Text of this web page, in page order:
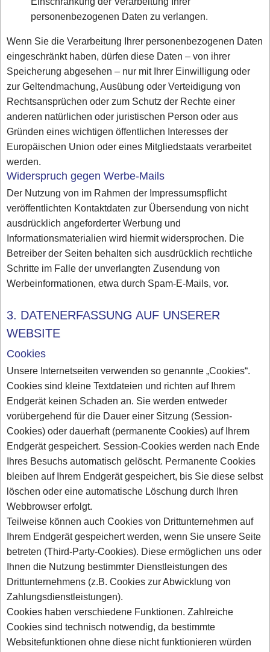
personenbezogenen Daten zu verlangen.
Wenn Sie die Verarbeitung Ihrer personenbezogenen Daten
eingeschränkt haben, dürfen diese Daten – von ihrer
Speicherung abgesehen – nur mit Ihrer Einwilligung oder
zur Geltendmachung, Ausübung oder Verteidigung von
Rechtsansprüchen oder zum Schutz der Rechte einer
anderen natürlichen oder juristischen Person oder aus
Gründen eines wichtigen öffentlichen Interesses der
Europäischen Union oder eines Mitgliedstaats verarbeitet
werden.
Widerspruch gegen Werbe-Mails
Der Nutzung von im Rahmen der Impressumspflicht
veröffentlichten Kontaktdaten zur Übersendung von nicht
ausdrücklich angeforderter Werbung und
Informationsmaterialien wird hiermit widersprochen. Die
Betreiber der Seiten behalten sich ausdrücklich rechtliche
Schritte im Falle der unverlangten Zusendung von
Werbeinformationen, etwa durch Spam-E-Mails, vor.
3. DATENERFASSUNG AUF UNSERER
WEBSITE
Cookies
Unsere Internetseiten verwenden so genannte „Cookies“.
Cookies sind kleine Textdateien und richten auf Ihrem
Endgerät keinen Schaden an. Sie werden entweder
vorübergehend für die Dauer einer Sitzung (Session-
Cookies) oder dauerhaft (permanente Cookies) auf Ihrem
Endgerät gespeichert. Session-Cookies werden nach Ende
Ihres Besuchs automatisch gelöscht. Permanente Cookies
bleiben auf Ihrem Endgerät gespeichert, bis Sie diese selbst
löschen oder eine automatische Löschung durch Ihren
Webbrowser erfolgt.
Teilweise können auch Cookies von Drittunternehmen auf
Ihrem Endgerät gespeichert werden, wenn Sie unsere Seite
betreten (Third-Party-Cookies). Diese ermöglichen uns oder
Ihnen die Nutzung bestimmter Dienstleistungen des
Drittunternehmens (z.B. Cookies zur Abwicklung von
Zahlungsdienstleistungen).
Cookies haben verschiedene Funktionen. Zahlreiche
Cookies sind technisch notwendig, da bestimmte
Websitefunktionen ohne diese nicht funktionieren würden